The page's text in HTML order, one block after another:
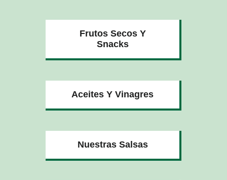
Frutos Secos Y
Snacks
Aceites Y Vinagres
Nuestras Salsas